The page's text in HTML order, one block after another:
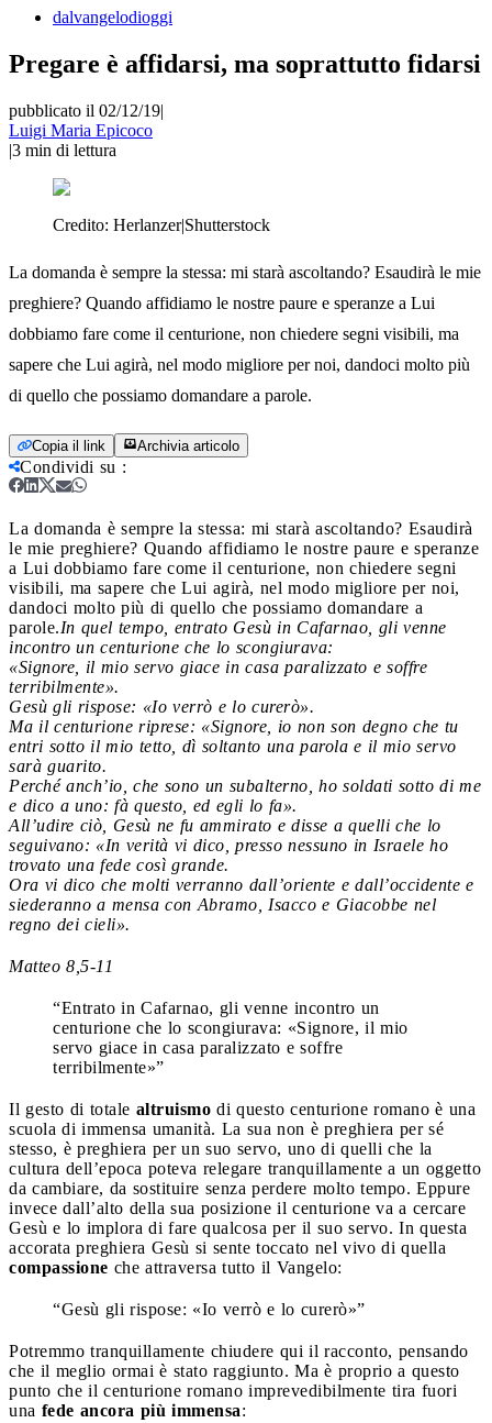
dalvangelodioggi
Pregare è affidarsi, ma soprattutto fidarsi
pubblicato il 02/12/19|
Luigi Maria Epicoco
|3 min di lettura
Credito: Herlanzer|Shutterstock
La domanda è sempre la stessa: mi starà ascoltando? Esaudirà le mie
preghiere? Quando affidiamo le nostre paure e speranze a Lui
dobbiamo fare come il centurione, non chiedere segni visibili, ma
sapere che Lui agirà, nel modo migliore per noi, dandoci molto più
di quello che possiamo domandare a parole.
Copia il link Archivia articolo
Condividi su :
La domanda è sempre la stessa: mi starà ascoltando? Esaudirà
le mie preghiere? Quando affidiamo le nostre paure e speranze
a Lui dobbiamo fare come il centurione, non chiedere segni
visibili, ma sapere che Lui agirà, nel modo migliore per noi,
dandoci molto più di quello che possiamo domandare a
parole.In quel tempo, entrato Gesù in Cafarnao, gli venne
incontro un centurione che lo scongiurava:
«Signore, il mio servo giace in casa paralizzato e soffre
terribilmente».
Gesù gli rispose: «Io verrò e lo curerò».
Ma il centurione riprese: «Signore, io non son degno che tu
entri sotto il mio tetto, dì soltanto una parola e il mio servo
sarà guarito.
Perché anch’io, che sono un subalterno, ho soldati sotto di me
e dico a uno: fà questo, ed egli lo fa».
All’udire ciò, Gesù ne fu ammirato e disse a quelli che lo
seguivano: «In verità vi dico, presso nessuno in Israele ho
trovato una fede così grande.
Ora vi dico che molti verranno dall’oriente e dall’occidente e
siederanno a mensa con Abramo, Isacco e Giacobbe nel
regno dei cieli».
Matteo 8,5-11
“Entrato in Cafarnao, gli venne incontro un
centurione che lo scongiurava: «Signore, il mio
servo giace in casa paralizzato e soffre
terribilmente»”
Il gesto di totale altruismo di questo centurione romano è una
scuola di immensa umanità. La sua non è preghiera per sé
stesso, è preghiera per un suo servo, uno di quelli che la
cultura dell’epoca poteva relegare tranquillamente a un oggetto
da cambiare, da sostituire senza perdere molto tempo. Eppure
invece dall’alto della sua posizione il centurione va a cercare
Gesù e lo implora di fare qualcosa per il suo servo. In questa
accorata preghiera Gesù si sente toccato nel vivo di quella
compassione che attraversa tutto il Vangelo:
“Gesù gli rispose: «Io verrò e lo curerò»”
Potremmo tranquillamente chiudere qui il racconto, pensando
che il meglio ormai è stato raggiunto. Ma è proprio a questo
punto che il centurione romano imprevedibilmente tira fuori
una fede ancora più immensa: